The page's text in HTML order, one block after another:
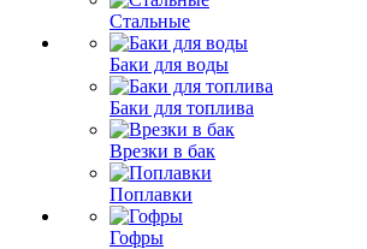
Стальные
Баки для воды
Баки для топлива
Врезки в бак
Поплавки
Гофры